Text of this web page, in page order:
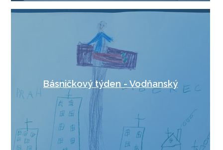
Básničkový týden - Vodňanský